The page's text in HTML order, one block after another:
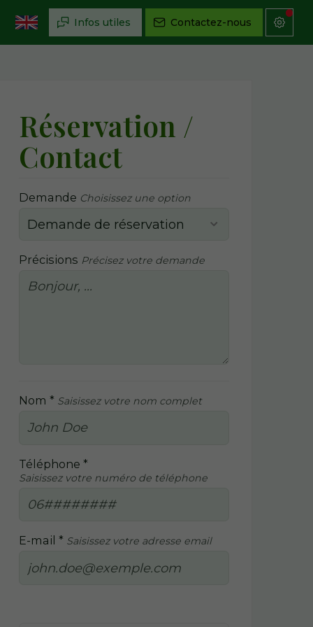
Infos utiles Contactez-nous
Réservation /
Contact
Demande Choisissez une option
Précisions Précisez votre demande
Nom * Saisissez votre nom complet
Téléphone *
Saisissez votre numéro de téléphone
E-mail * Saisissez votre adresse email